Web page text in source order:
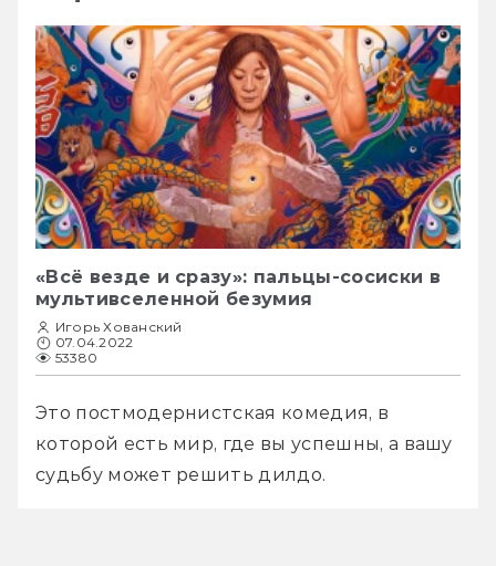
«Всё везде и сразу»: пальцы-сосиски в
мультивселенной безумия
Игорь Хованский
07.04.2022
53380
Это постмодернистская комедия, в
которой есть мир, где вы успешны, а вашу
судьбу может решить дилдо.